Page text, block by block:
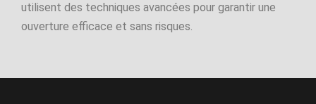
utilisent des techniques avancées pour garantir une
ouverture efficace et sans risques.